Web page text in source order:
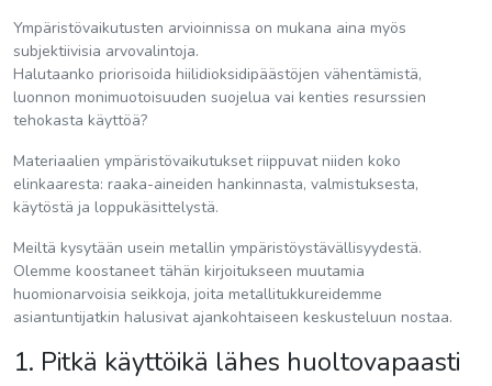
Ympäristövaikutusten arvioinnissa on mukana aina myös
subjektiivisia arvovalintoja.
Halutaanko priorisoida hiilidioksidipäästöjen vähentämistä,
luonnon monimuotoisuuden suojelua vai kenties resurssien
tehokasta käyttöä?
Materiaalien ympäristövaikutukset riippuvat niiden koko
elinkaaresta: raaka-aineiden hankinnasta, valmistuksesta,
käytöstä ja loppukäsittelystä.
Meiltä kysytään usein metallin ympäristöystävällisyydestä.
Olemme koostaneet tähän kirjoitukseen muutamia
huomionarvoisia seikkoja, joita metallitukkureidemme
asiantuntijatkin halusivat ajankohtaiseen keskusteluun nostaa.
1. Pitkä käyttöikä lähes huoltovapaasti